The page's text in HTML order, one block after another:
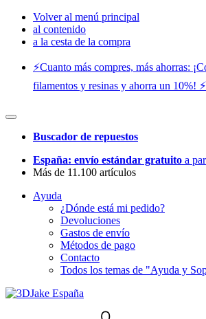
Volver al menú principal
al contenido
a la cesta de la compra
⚡️Cuanto más compres, más ahorras:
filamentos y resinas y ahorra un 10%! ⚡️
Buscador de repuestos
España: envío estándar gratuito a
Más de 11.100 artículos
Ayuda
¿Dónde está mi pedido?
Devoluciones
Gastos de envío
Métodos de pago
Contacto
Todos los temas de "Ayuda y